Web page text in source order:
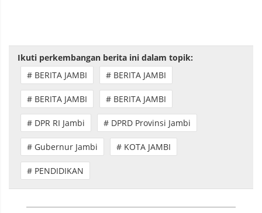
Ikuti perkembangan berita ini dalam topik:
# BERITA JAMBI
# BERITA JAMBI
# BERITA JAMBI # BERITA JAMBI
# DPR RI Jambi # DPRD Provinsi Jambi
# Gubernur Jambi # KOTA JAMBI
# PENDIDIKAN